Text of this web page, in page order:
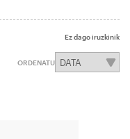
Ez dago iruzkinik
ORDENATU